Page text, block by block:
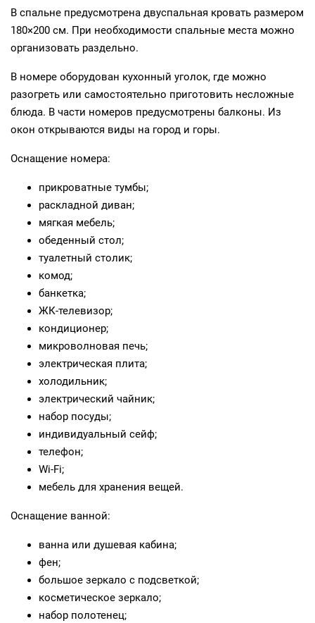
В спальне предусмотрена двуспальная кровать размером
180×200 см. При необходимости спальные места можно
организовать раздельно.
В номере оборудован кухонный уголок, где можно
разогреть или самостоятельно приготовить несложные
блюда. В части номеров предусмотрены балконы. Из
окон открываются виды на город и горы.
Оснащение номера:
прикроватные тумбы;
раскладной диван;
мягкая мебель;
обеденный стол;
туалетный столик;
комод;
банкетка;
ЖК‑телевизор;
кондиционер;
микроволновая печь;
электрическая плита;
холодильник;
электрический чайник;
набор посуды;
индивидуальный сейф;
телефон;
Wi‑Fi;
мебель для хранения вещей.
Оснащение ванной:
ванна или душевая кабина;
фен;
большое зеркало с подсветкой;
косметическое зеркало;
набор полотенец;